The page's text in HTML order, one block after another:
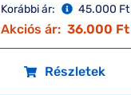
Korábbi ár:
45.000 Ft
Akciós ár: 36.000 Ft
Részletek